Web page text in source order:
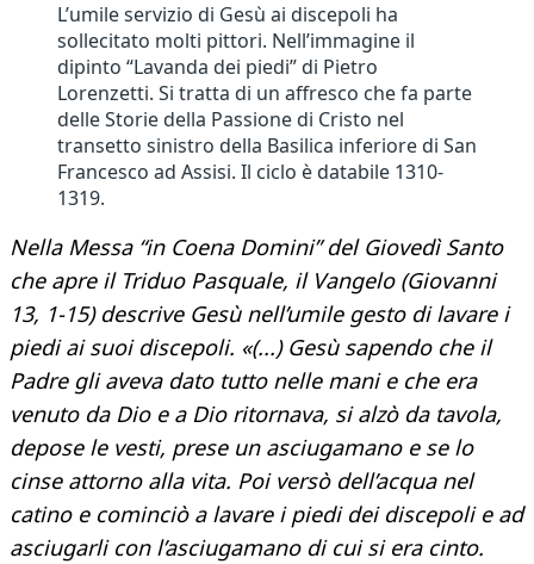
L’umile servizio di Gesù ai discepoli ha
sollecitato molti pittori. Nell’immagine il
dipinto “Lavanda dei piedi” di Pietro
Lorenzetti. Si tratta di un affresco che fa parte
delle Storie della Passione di Cristo nel
transetto sinistro della Basilica inferiore di San
Francesco ad Assisi. Il ciclo è databile 1310-
1319.
Nella Messa “in Coena Domini” del Giovedì Santo
che apre il Triduo Pasquale, il Vangelo (Giovanni
13, 1-15) descrive Gesù nell’umile gesto di lavare i
piedi ai suoi discepoli. «(...) Gesù sapendo che il
Padre gli aveva dato tutto nelle mani e che era
venuto da Dio e a Dio ritornava, si alzò da tavola,
depose le vesti, prese un asciugamano e se lo
cinse attorno alla vita. Poi versò dell’acqua nel
catino e cominciò a lavare i piedi dei discepoli e ad
asciugarli con l’asciugamano di cui si era cinto.